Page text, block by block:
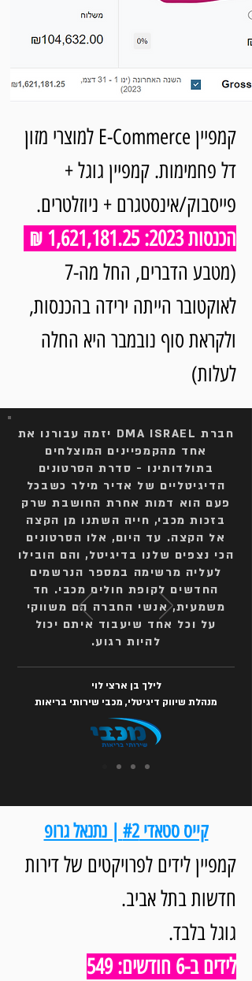
קמפיין E-Commerce למוצרי מזון
דל פחמימות. קמפיין גוגל +
פייסבוק/אינסטגרם + ניוזלטרים.
הכנסות 2023: 1,621,181.25 ₪
(מטבע הדברים, החל מה-7
לאוקטובר הייתה ירידה בהכנסות,
ולקראת סוף נובמבר היא החלה
לעלות)
חברת DMA ISRAEL יזמה עבורנו את
אחד מהקמפיינים המוצלחים
בתולדותינו - סדרת הסרטונים
הדיגיטליים של אדיר מילר כשבכל
פעם הוא דמות אחרת החושבת שרק
בזכות מכבי, חייה השתנו מן הקצה
אל הקצה. עד היום, אלו הסרטונים
הכי נצפים שלנו בדיגיטל, והם הובילו
לעליה מרשימה במספר הנרשמים
החדשים לקופת חולים מכבי. חד
משמעית, אנשי החברה הם משווקי
על וכל אחד שיעבוד איתם יכול
להיות רגוע.
לילך בן ארצי לוי
מנהלת שיווק דיגיטלי, מכבי שירותי בריאות
קייס סטאדי #2 | נתנאל גרופ
קמפיין לידים לפרויקטים של דירות
חדשות בתל אביב.
גוגל בלבד.
לידים ב-6 חודשים: 549